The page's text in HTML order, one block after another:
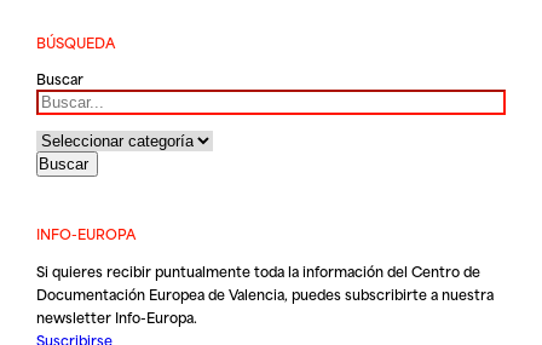
BÚSQUEDA
Buscar
INFO-EUROPA
Si quieres recibir puntualmente toda la información del Centro de
Documentación Europea de Valencia, puedes subscribirte a nuestra
newsletter Info-Europa.
Suscribirse